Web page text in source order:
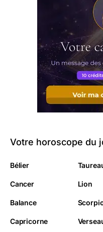
Votre horoscope du
Bélier
Cancer Lion
Balance
Capricorne